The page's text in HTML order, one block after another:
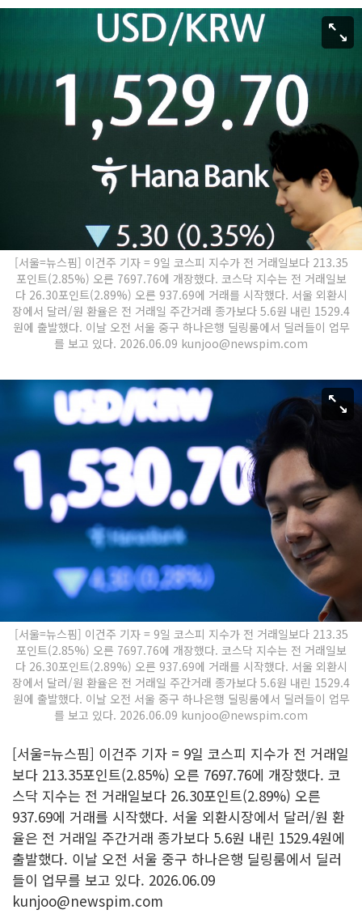
[서울=뉴스핌] 이건주 기자 = 9일 코스피 지수가 전 거래일보다 213.35
포인트(2.85%) 오른 7697.76에 개장했다. 코스닥 지수는 전 거래일보
다 26.30포인트(2.89%) 오른 937.69에 거래를 시작했다. 서울 외환시
장에서 달러/원 환율은 전 거래일 주간거래 종가보다 5.6원 내린 1529.4
원에 출발했다. 이날 오전 서울 중구 하나은행 딜링룸에서 딜러들이 업무
를 보고 있다. 2026.06.09 kunjoo@newspim.com
[서울=뉴스핌] 이건주 기자 = 9일 코스피 지수가 전 거래일보다 213.35
포인트(2.85%) 오른 7697.76에 개장했다. 코스닥 지수는 전 거래일보
다 26.30포인트(2.89%) 오른 937.69에 거래를 시작했다. 서울 외환시
장에서 달러/원 환율은 전 거래일 주간거래 종가보다 5.6원 내린 1529.4
원에 출발했다. 이날 오전 서울 중구 하나은행 딜링룸에서 딜러들이 업무
를 보고 있다. 2026.06.09 kunjoo@newspim.com
[서울=뉴스핌] 이건주 기자 = 9일 코스피 지수가 전 거래일
보다 213.35포인트(2.85%) 오른 7697.76에 개장했다. 코
스닥 지수는 전 거래일보다 26.30포인트(2.89%) 오른
937.69에 거래를 시작했다. 서울 외환시장에서 달러/원 환
율은 전 거래일 주간거래 종가보다 5.6원 내린 1529.4원에
출발했다. 이날 오전 서울 중구 하나은행 딜링룸에서 딜러
들이 업무를 보고 있다. 2026.06.09
kunjoo@newspim.com